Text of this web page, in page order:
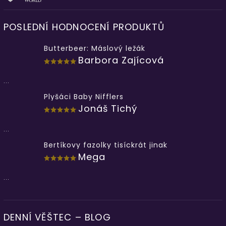
POSLEDNÍ HODNOCENÍ PRODUKTŮ
Butterbeer: Máslový ležák
Barbora Zajícová
...
Plyšáci Baby Nifflers
Jonáš Tichý
...
Bertíkovy fazolky tisíckrát jinak
Mega
...
DENNÍ VĚŠTEC – BLOG